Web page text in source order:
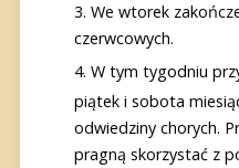
We wtorek
czerwcowych.
W tym tygodniu
piątek i sobota
odwiedziny chorych.
pragną skorzystać z